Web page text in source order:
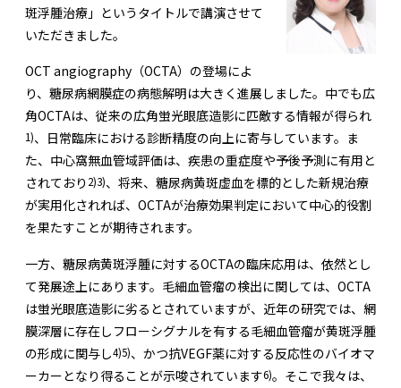
斑浮腫治療」というタイトルで講演させて
いただきました。
OCT angiography（OCTA）の登場によ
り、糖尿病網膜症の病態解明は大きく進展しました。中でも広
角OCTAは、従来の広角蛍光眼底造影に匹敵する情報が得られ
1)、日常臨床における診断精度の向上に寄与しています。ま
た、中心窩無血管域評価は、疾患の重症度や予後予測に有用と
されており 2)3)、将来、糖尿病黄斑虚血を標的とした新規治療
が実用化されれば、OCTAが治療効果判定において中心的役割
を果たすことが期待されます。
一方、糖尿病黄斑浮腫に対するOCTAの臨床応用は、依然とし
て発展途上にあります。毛細血管瘤の検出に関しては、OCTA
は蛍光眼底造影に劣るとされていますが、近年の研究では、網
膜深層に存在しフローシグナルを有する毛細血管瘤が黄斑浮腫
の形成に関与し4)5)、かつ抗VEGF薬に対する反応性のバイオマ
ーカーとなり得ることが示唆されています6)。そこで我々は、